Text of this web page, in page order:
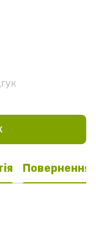
Повернення